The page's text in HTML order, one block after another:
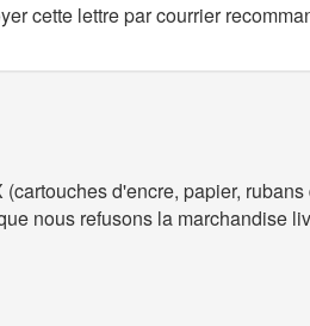
cette lettre par courrier
d'encre, papier,
nous refusons la marchandise